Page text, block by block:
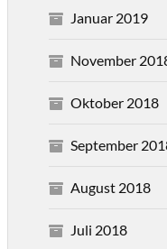
Januar 2019
November
Oktober 2018
September
August 2018
Juli 2018